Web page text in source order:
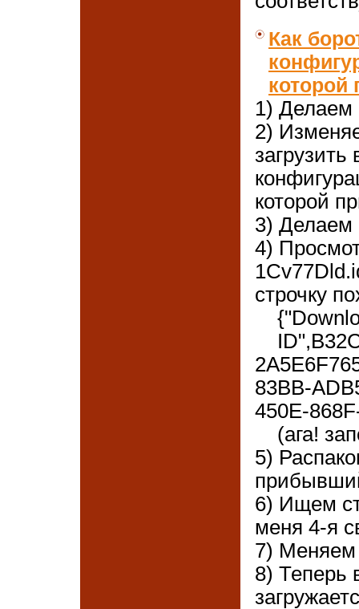
Как
1) Делаем
2)
которой
3) Делаем
4)
строчку
83BB-
450E-
(ага!
5)
6) Ищем
меня 4-я
7) Меняем
8) Теперь